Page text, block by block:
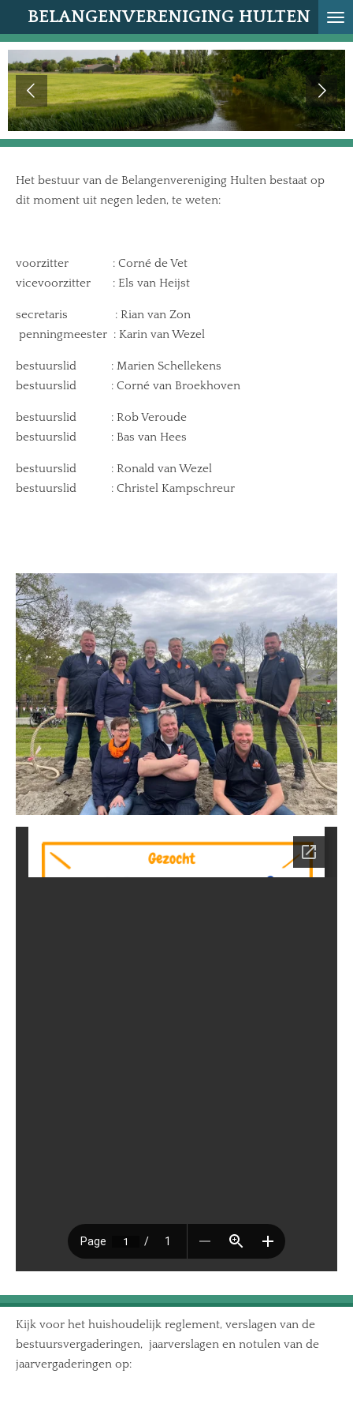
direct
de
hoofdinhoud
BELANGENVERENIGING HULTEN
Het bestuur van de Belangenvereniging Hulten bestaat op
dit moment uit negen leden, te weten:
voorzitter : Corné de Vet
vicevoorzitter : Els van Heijst
secretaris : Rian van Zon
penningmeester : Karin van Wezel
bestuurslid : Marien Schellekens
bestuurslid : Corné van Broekhoven
bestuurslid : Rob Veroude
bestuurslid : Bas van Hees
bestuurslid : Ronald van Wezel
bestuurslid : Christel Kampschreur
Kijk voor het huishoudelijk reglement, verslagen van de
bestuursvergaderingen, jaarverslagen en notulen van de
jaarvergaderingen op: